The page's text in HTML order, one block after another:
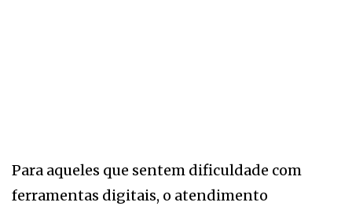
Para aqueles que sentem dificuldade com
ferramentas digitais, o atendimento